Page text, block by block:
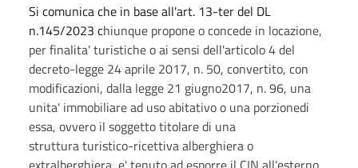
Si comunica che in base all'art. 13-ter del DL
n.145/2023 chiunque propone o concede in locazione,
per finalita'turistiche o ai sensi dell'articolo 4 del
decreto-legge 24 aprile 2017, n. 50, convertito, con
modificazioni, dalla legge 21 giugno2017, n. 96, una
unita' immobiliare ad uso abitativo o una porzionedi
essa, ovvero il soggetto titolare di una
strutturaturistico-ricettiva alberghiera o